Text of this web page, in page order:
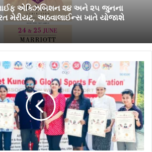
એક્ઝિબિશન ૨૪ અને ૨૫ જુનના
મેરીયટ, અઠવાલાઈન્સ ખાતે યોજાશે